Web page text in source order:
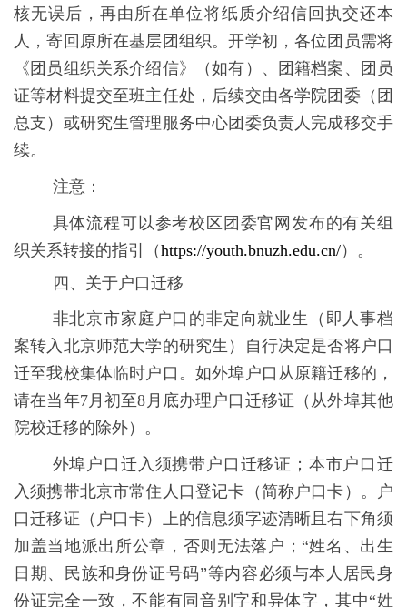
核无误后，再由所在单位将纸质介绍信回执交还本
人，寄回原所在基层团组织。开学初，各位团员需将
《团员组织关系介绍信》（如有）、团籍档案、团员
证等材料提交至班主任处，后续交由各学院团委（团
总支）或研究生管理服务中心团委负责人完成移交手
续。
注意：
具体流程可以参考校区团委官网发布的有关组
织关系转接的指引（https://youth.bnuzh.edu.cn/）。
四、 关于户口迁移
非北京市家庭户口的非定向就业生（即人事档
案转入北京师范大学的研究生）自行决定是否将户口
迁至我校集体临时户口。如外埠户口从原籍迁移的，
请在当年7月初至8 月底办理户口迁移证（从外埠其他
院校迁移的除外）。
外埠户口迁入须携带户口迁移证；本市户口迁
入须携带北京市常住人口登记卡（简称户口卡）。户
口迁移证（户口卡）上的信息须字迹清晰且右下角须
加盖当地派出所公章，否则无法落户；“姓名、出生
日期、民族和身份证号码”等内容必须与本人居民身
份证完全一致，不能有同音别字和异体字，其中“姓